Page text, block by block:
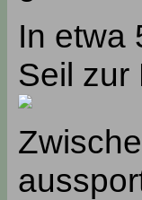
In etwa
Seil zur